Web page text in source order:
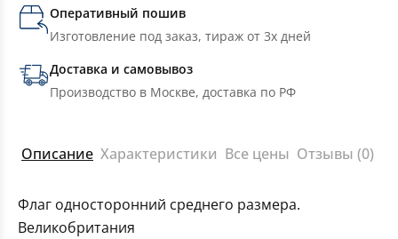
Оперативный пошив
Изготовление под заказ, тираж от 3х дней
Доставка и самовывоз
Производство в Москве, доставка по РФ
Описание Характеристики Все цены Отзывы (0)
Флаг односторонний среднего размера.
Великобритания